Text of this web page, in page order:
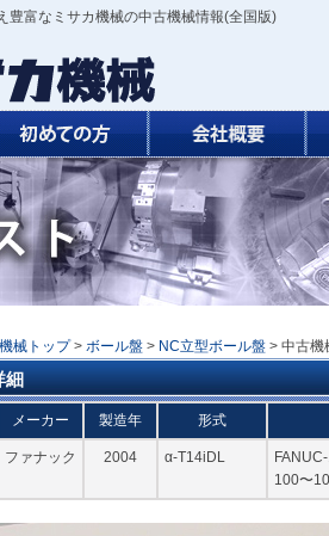
豊富なミサカ機械の中古機械情報(全国版)
械トップ > ボール盤 > NC立型ボール盤 > 中古機
細
メーカー 製造年 形式
ファナック 2004 α-T14iDL
100〜